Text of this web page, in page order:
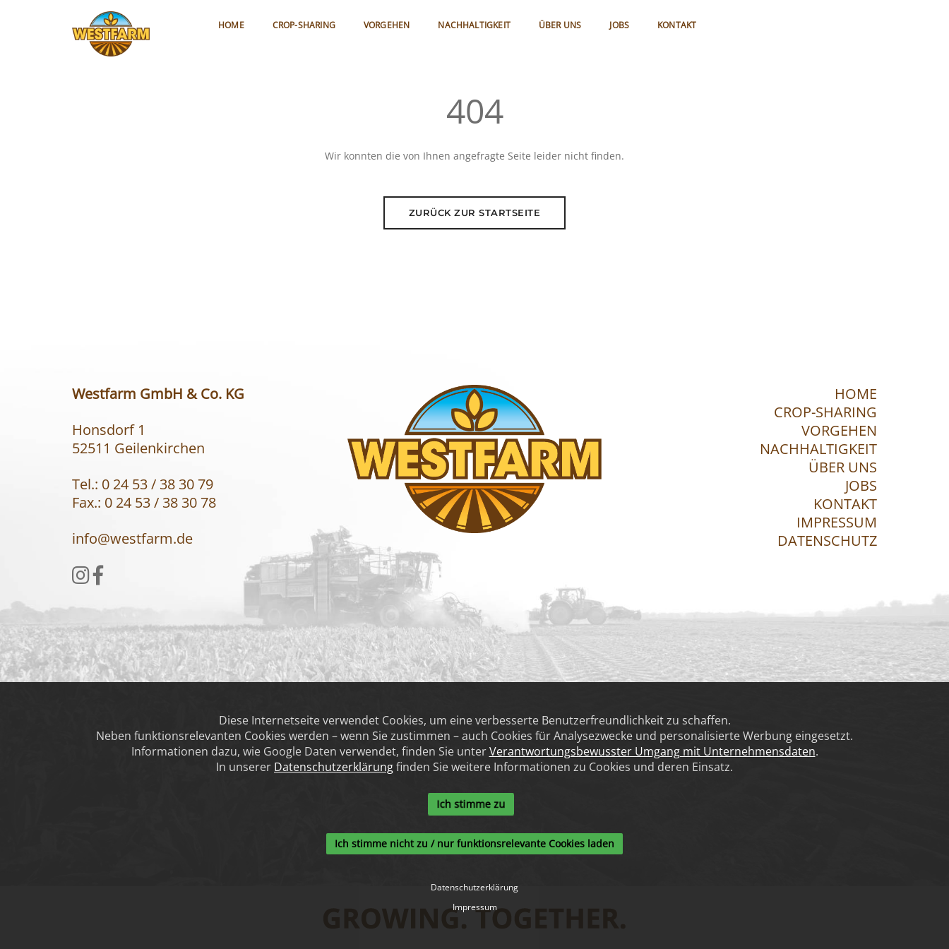
HOME CROP-SHARING VORGEHEN NACHHALTIGKEIT ÜBER UNS JOBS KONTAKT
404
Wir konnten die von Ihnen angefragte Seite leider nicht finden.
ZURÜCK ZUR STARTSEITE
Westfarm GmbH & Co. KG
Honsdorf 1
52511 Geilenkirchen
Tel.: 0 24 53 / 38 30 79
Fax.: 0 24 53 / 38 30 78
info@westfarm.de
HOME
CROP-SHARING
VORGEHEN
NACHHALTIGKEIT
ÜBER UNS
JOBS
KONTAKT
IMPRESSUM
DATENSCHUTZ
Diese Internetseite verwendet Cookies, um eine verbesserte Benutzerfreundlichkeit zu schaffen.
Neben funktionsrelevanten Cookies werden – wenn Sie zustimmen – auch Cookies für Analysezwecke und personalisierte Werbung eingesetzt.
Informationen dazu, wie Google Daten verwendet, finden Sie unterVerantwortungsbewusster Umgang mit Unternehmensdaten.
In unserer Datenschutzerklärungfinden Sie weitere Informationen zu Cookies und deren Einsatz.
Ich stimme zu
Ich stimme nicht zu / nur funktionsrelevante Cookies laden
Datenschutzerklärung
Impressum